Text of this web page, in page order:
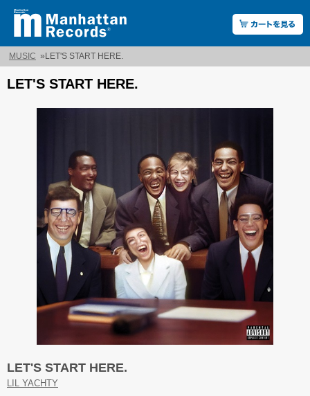
MUSIC » LET'S START HERE.
LET'S START HERE.
LET'S START HERE.
LIL YACHTY